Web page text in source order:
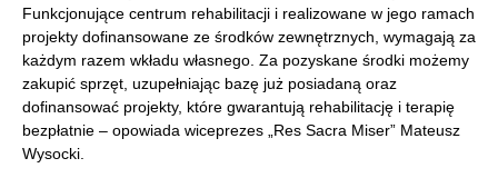
Funkcjonujące centrum rehabilitacji i realizowane w jego ramach
projekty dofinansowane ze środków zewnętrznych, wymagają za
każdym razem wkładu własnego. Za pozyskane środki możemy
zakupić sprzęt, uzupełniając bazę już posiadaną oraz
dofinansować projekty, które gwarantują rehabilitację i terapię
bezpłatnie – opowiada wiceprezes „Res Sacra Miser” Mateusz
Wysocki.